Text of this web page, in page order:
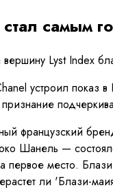
самым
вершину Lyst Index
устроил показ
французский
Шанель —
первое место.
ли 'Блази-